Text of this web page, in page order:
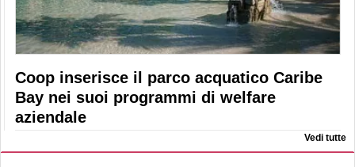
Coop inserisce il parco acquatico Caribe
Bay nei suoi programmi di welfare
aziendale
Vedi tutte